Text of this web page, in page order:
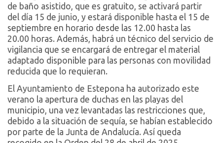
de baño asistido, que es gratuito, se activará partir
del día 15 de junio, y estará disponible hasta el 15 de
septiembre en horario desde las 12.00 hasta las
20.00 horas. Además, habrá un técnico del servicio de
vigilancia que se encargará de entregar el material
adaptado disponible para las personas con movilidad
reducida que lo requieran.
El Ayuntamiento de Estepona ha autorizado este
verano la apertura de duchas en las playas del
municipio, una vez levantadas las restricciones que,
debido a la situación de sequía, se habían establecido
por parte de la Junta de Andalucía. Así queda